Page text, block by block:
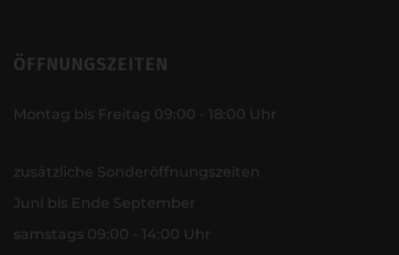
ÖFFNUNGSZEITEN
Montag bis Freitag 09:00 - 18:00 Uhr
zusätzliche Sonderöffnungszeiten
Juni bis Ende September
samstags 09:00 - 14:00 Uhr